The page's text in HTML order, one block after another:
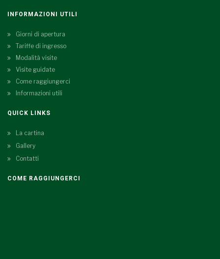
INFORMAZIONI UTILI
Giorni di apertura
Tariffe di ingresso
Modalità visite
Visite guidate
Come raggiungerci
Informazioni utili
QUICK LINKS
La cartina
Gallery
Contatti
COME RAGGIUNGERCI